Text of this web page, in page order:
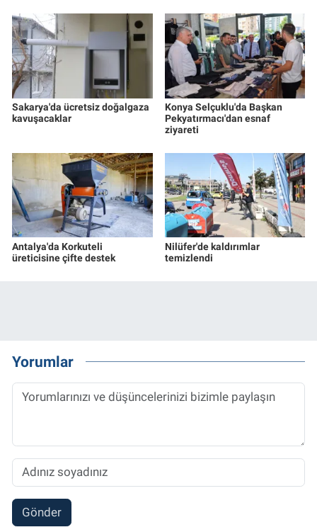
Sakarya'da ücretsiz doğalgaza
kavuşacaklar
Konya Selçuklu'da Başkan
Pekyatırmacı'dan esnaf
ziyareti
Antalya'da Korkuteli
üreticisine çifte destek
Nilüfer'de kaldırımlar
temizlendi
Yorumlar
Gönder